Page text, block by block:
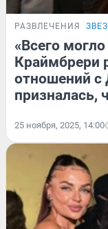
РАЗВЛЕЧЕНИЯ
«Всего
Краймбрери
отношений с
призналась,
25 ноября, 2025, 14:00